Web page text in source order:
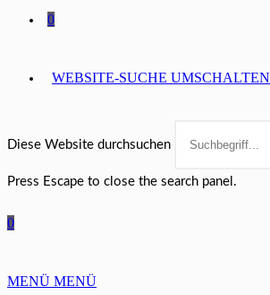
0
WEBSITE-SUCHE UMSCHALTEN
Diese Website durchsuchen
Press Escape to close the search panel.
0
MENÜ MENÜ